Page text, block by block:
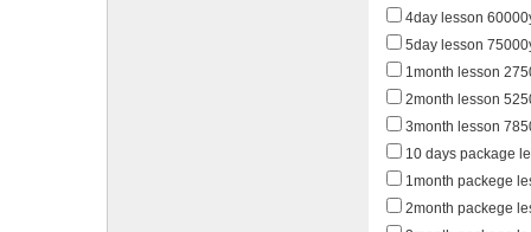
4day lesson
5day lesson
1month lesson
2month lesson
3month lesson
10 days package
1month packege
2month packege